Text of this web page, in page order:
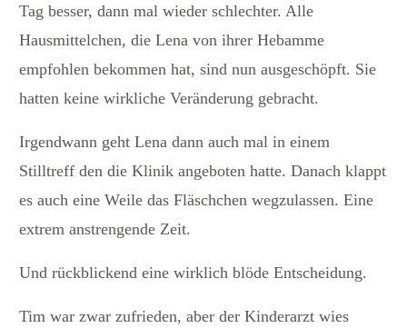
Tag besser, dann mal wieder schlechter. Alle
Hausmittelchen, die Lena von ihrer Hebamme
empfohlen bekommen hat, sind nun ausgeschöpft. Sie
hatten keine wirkliche Veränderung gebracht.
Irgendwann geht Lena dann auch mal in einem
Stilltreff den die Klinik angeboten hatte. Danach klappt
es auch eine Weile das Fläschchen wegzulassen. Eine
extrem anstrengende Zeit.
Und rückblickend eine wirklich blöde Entscheidung.
Tim war zwar zufrieden, aber der Kinderarzt wies